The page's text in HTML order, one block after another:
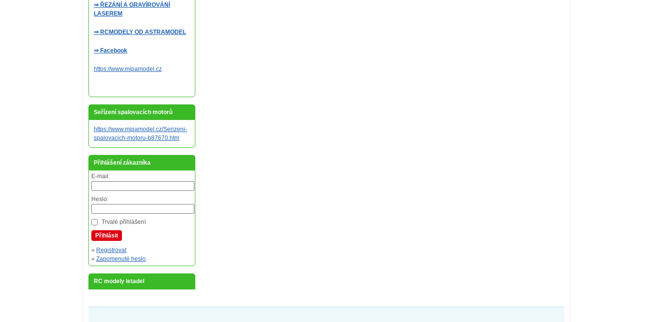
⇒ ŘEZÁNÍ A GRAVÍROVÁNÍ
LASEREM
⇒ RCMODELY OD ASTRAMODEL
⇒ Facebook
https://www.mipamodel.cz
Seřízení spalovacích motorů
https://www.mipamodel.cz/Serizeni-
spalovacich-motoru-b87670.htm
Přihlášení zákazníka
E-mail:
Heslo:
Trvalé přihlášení
Přihlásit
» Registrovat
» Zapomenuté heslo
RC modely letadel